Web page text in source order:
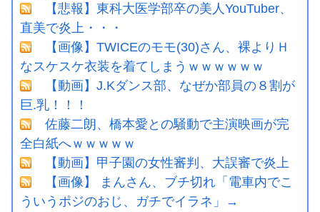
【悲報】東科大医学部卒の美人YouTuber、
直美で炎上・・・
【画像】TWICEのモモ(30)さん、裸よりＨ
なスケスケ衣装を着てしまうｗｗｗｗｗｗ
【動画】J.Kダンス部、なぜか部員の８割が
巨.乳！！！
佐藤二朗、橋本愛との騒動で主演映画が完
全白紙へｗｗｗｗｗ
【動画】甲子園の女性審判、大誤審で炎上
【画像】 まんさん、ブチ切れ「電車内でこ
ういうポジのおじ、ガチでイラネ」→